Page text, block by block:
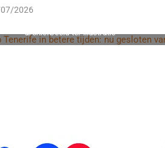
2026
archiefbeeld ter illustratie